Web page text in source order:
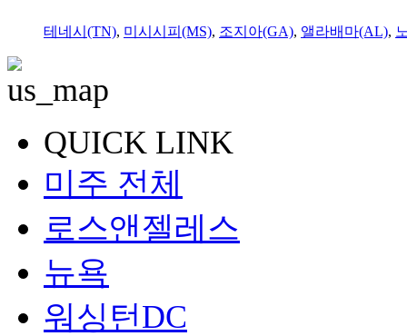
테네시(TN), 미시시피(MS), 조지아(GA), 앨라배마(AL),
QUICK LINK
미주 전체
로스앤젤레스
뉴욕
워싱턴DC